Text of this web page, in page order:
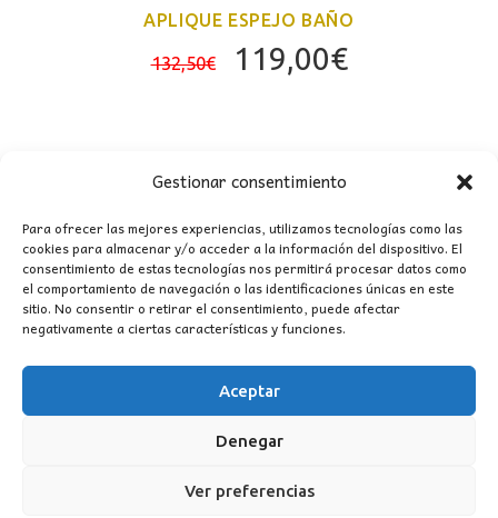
Gestionar consentimiento
Para ofrecer las mejores experiencias, utilizamos tecnologías como las
cookies para almacenar y/o acceder a la información del dispositivo. El
consentimiento de estas tecnologías nos permitirá procesar datos como
el comportamiento de navegación o las identificaciones únicas en este
sitio. No consentir o retirar el consentimiento, puede afectar
negativamente a ciertas características y funciones.
Aceptar
Denegar
Ver preferencias
APLIQUE ESPEJO BAÑO
132,50€
El
132,50€.
119,00€El
119,00€.
CONTACTO
Instagram